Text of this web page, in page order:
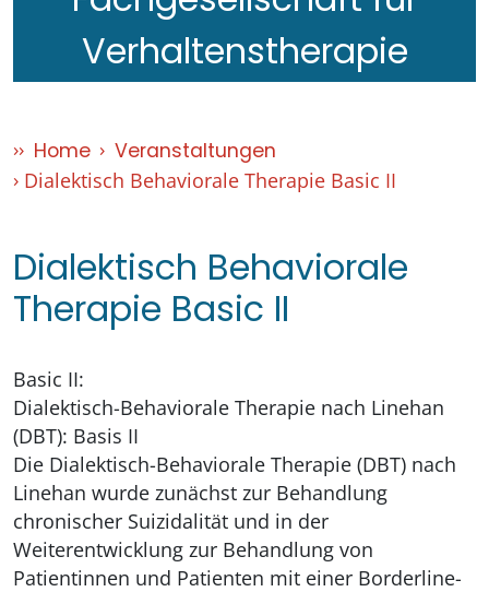
Verhaltenstherapie
Home
Veranstaltungen
Dialektisch Behaviorale Therapie Basic II
Dialektisch Behaviorale
Therapie Basic II
Basic II:
Dialektisch-Behaviorale Therapie nach Linehan
(DBT): Basis II
Die Dialektisch-Behaviorale Therapie (DBT) nach
Linehan wurde zunächst zur Behandlung
chronischer Suizidalität und in der
Weiterentwicklung zur Behandlung von
Patientinnen und Patienten mit einer Borderline-